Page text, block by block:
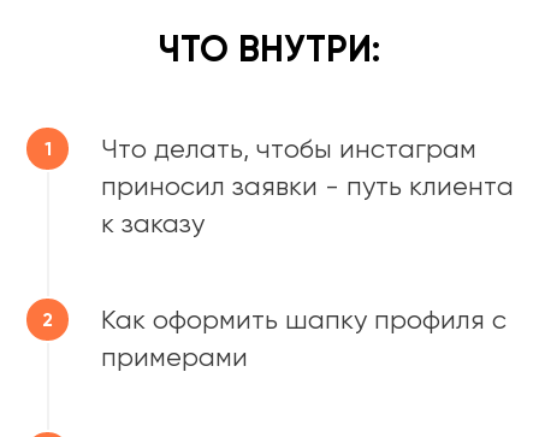
ЧТО ВНУТРИ:
Что делать, чтобы инстаграм
приносил заявки - путь клиента
к заказу
Как оформить шапку профиля с
примерами